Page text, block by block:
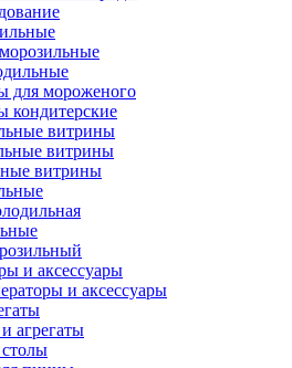
для мороженого
кондитерские
витрины
витрины
витрины
и аксессуары
и аксессуары
агрегаты